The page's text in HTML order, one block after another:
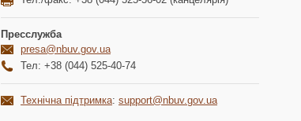
Пресслужба
presa@nbuv.gov.ua
Тел: +38 (044) 525-40-74
Технічна підтримка: support@nbuv.gov.ua